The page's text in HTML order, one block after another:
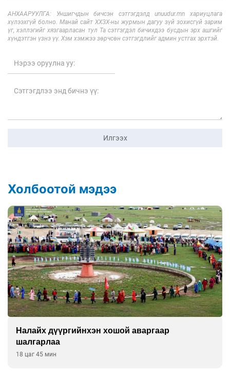
АНХААРУУЛГА: Уншигчдын бичсэн сэтгэгдэлд unuudur.mn хариуцлага
хүлээхгүй болно. Манай сайт ХХЗХ-ны журмын дагуу зүй зохисгүй зарим
үг, хэллэгийг хязгаарласан тул Та сэтгэгдэл бичихдээ бусдын эрх ашгийг
хүндэтгэн үзнэ үү. Хэм хэмжээ зөрчсөн сэтгэгдлийг админ устгах эрхтэй.
Илгээх
Холбоотой мэдээ
Налайх дүүргийнхэн хошой аваргаар
шалгарлаа
18 цаг 45 мин